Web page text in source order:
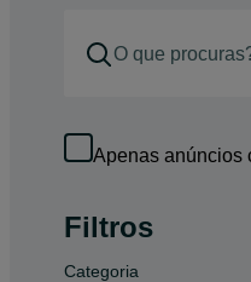
Apenas anúncios
Filtros
Categoria